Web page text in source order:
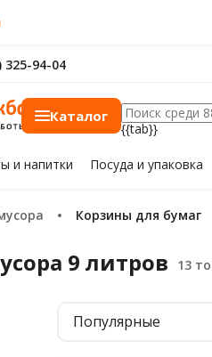
325-94-04
Каталог
{{tab}}
и напитки Посуда и упаковка
Корзины для бумаг
9 литров
Популярные